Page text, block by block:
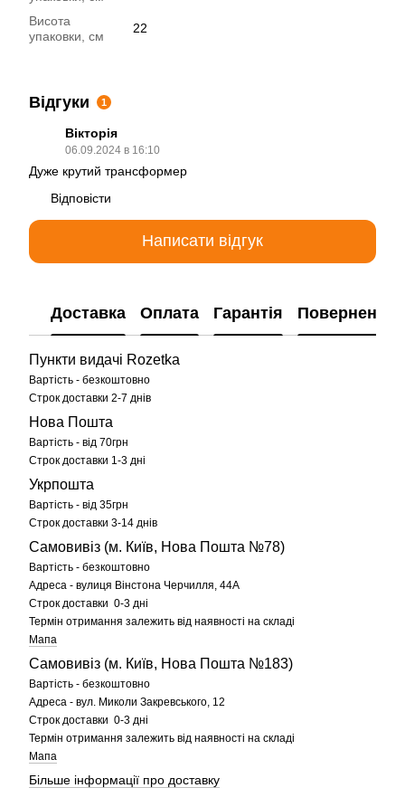
Висота
упаковки, см
22
Відгуки 1
Вікторія
06.09.2024 в 16:10
Дуже крутий трансформер
Відповісти
Написати відгук
Доставка Оплата Гарантія Повернення
Пункти видачі Rozetka
Вартість - безкоштовно
Строк доставки 2-7 днів
Нова Пошта
Вартість - від 70грн
Строк доставки 1-3 дні
Укрпошта
Вартість - від 35грн
Строк доставки 3-14 днів
Самовивіз (м. Київ, Нова Пошта №78)
Вартість - безкоштовно
Адреса - вулиця Вінстона Черчилля, 44А
Строк доставки 0-3 дні
Термін отримання залежить від наявності на складі
Мапа
Самовивіз (м. Київ, Нова Пошта №183)
Вартість - безкоштовно
Адреса - вул. Миколи Закревського, 12
Строк доставки 0-3 дні
Термін отримання залежить від наявності на складі
Мапа
Більше інформації про доставку